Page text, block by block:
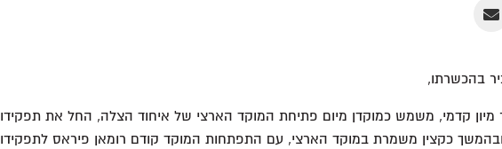
Share
Email
בהכשרתו,
קדמי, משמש כמוקדן מיום פתיחת המוקד הארצי של איחוד הצלה, החל את תפקידו
כקצין משמרת במוקד הארצי, עם התפתחות המוקד קודם רומאן פיראס לתפקידו